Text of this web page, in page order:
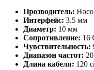
Прозводитель: Hoco
Интерфейс: 3.5 мм
Диаметр: 10 мм
Сопротивление: 16
Чувствительность:
Диапазон частот:
Длина кабеля: 120